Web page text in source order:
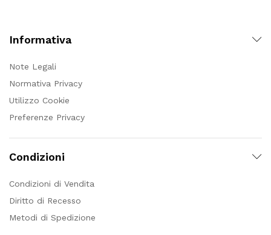
Informativa
Note Legali
Normativa Privacy
Utilizzo Cookie
Preferenze Privacy
Condizioni
Condizioni di Vendita
Diritto di Recesso
Metodi di Spedizione